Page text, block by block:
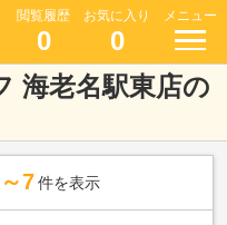
閲覧履歴
0
お気に入り
0
メニュー
海老名駅東店の
7 件を表示